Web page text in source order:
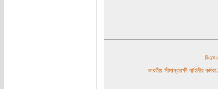
ভারতীয় সীমান্তরক্ষী বাহিনীর